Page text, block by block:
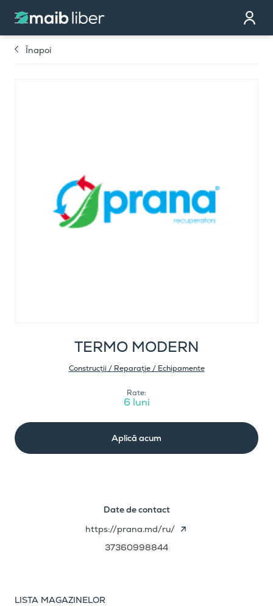
Contact
Devino partener
Înapoi
TERMO MODERN
Construcții / Reparație / Echipamente
Rate:
6 luni
Aplică acum
Date de contact
https://prana.md/ru/
37360998844
LISTA MAGAZINELOR